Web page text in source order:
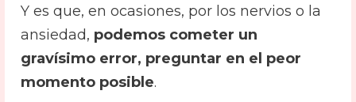
Y es que, en ocasiones, por los nervios o la
ansiedad, podemos cometer un
gravísimo error, preguntar en el peor
momento posible.